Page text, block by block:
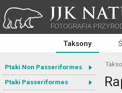
JJK
FOTOGRAFIA
Taksony
Ptaki Non Passeriformes
Ptaki Passeriformes